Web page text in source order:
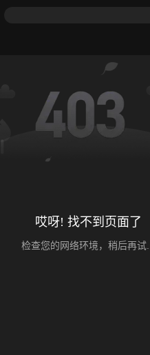
哎呀! 找不到页面了
检查您的网络环境，稍后再试...